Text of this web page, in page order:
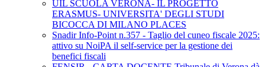
UIL SCUOLA VERONA- IL PROGETTO
ERASMUS- UNIVERSITA' DEGLI STUDI
BICOCCA DI MILANO PLACES
Snadir Info-Point n.357 - Taglio del cuneo fiscale 2025:
attivo su NoiPA il self-service per la gestione dei
benefici fiscali